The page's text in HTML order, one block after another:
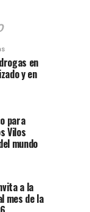
en
y en
para
Vilos
mundo
a la
mes de la